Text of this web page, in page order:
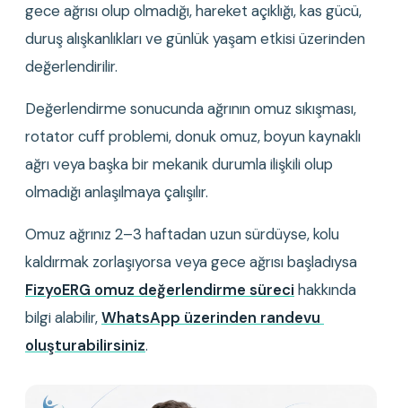
gece ağrısı olup olmadığı, hareket açıklığı, kas gücü,
duruş alışkanlıkları ve günlük yaşam etkisi üzerinden
değerlendirilir.
Değerlendirme sonucunda ağrının omuz sıkışması,
rotator cuff problemi, donuk omuz, boyun kaynaklı
ağrı veya başka bir mekanik durumla ilişkili olup
olmadığı anlaşılmaya çalışılır.
Omuz ağrınız 2–3 haftadan uzun sürdüyse, kolu
FizyoERG omuz değerlendirme süreci hakkında
bilgi alabilir, WhatsApp üzerinden randevu
oluşturabilirsiniz.